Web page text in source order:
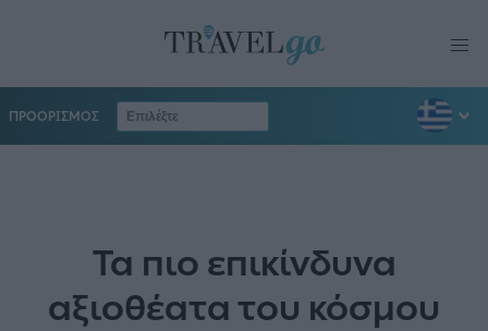
ΠΡΟΟΡΙΣΜΟΣ
Τα πιο επικίνδυνα
αξιοθέατα του κόσμου